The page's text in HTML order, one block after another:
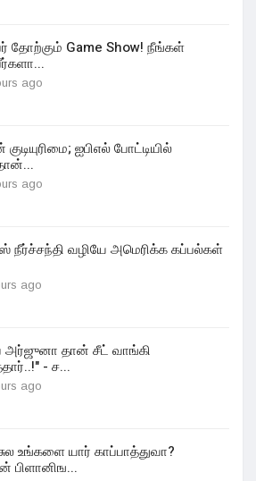
தோற்கும் Game Show! நீங்கள்
ago
குடியுரிமை; ஐபிஎல் போட்டியில்
ago
நீர்ச்சந்தி வழியே அமெரிக்க கப்பல்கள்
ago
தான் சீட் வாங்கி
- ச...
ago
உங்களை யார் காப்பாத்துவா?
பிளானிங...